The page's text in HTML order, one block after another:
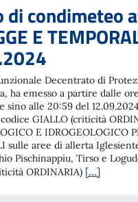
di condimeteo
E
Decentrato di
ha emesso a partire dalle
sino alle 20:59 del
GIALLO (criticità
E IDROGEOLOGICO
sulle aree di allerta
Pischinappiu, Tirso e
ORDINARIA) […]